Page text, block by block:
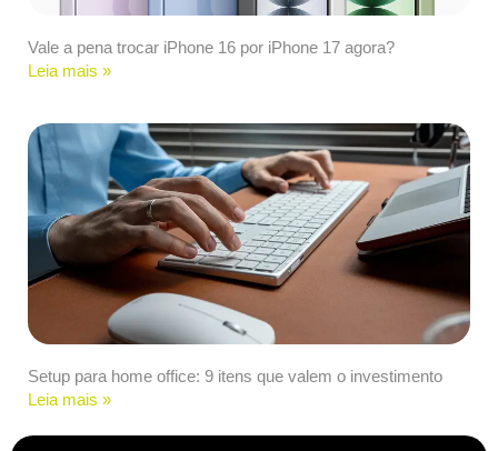
Vale a pena trocar iPhone 16 por iPhone 17 agora?
Leia mais »
Setup para home office: 9 itens que valem o investimento
Leia mais »